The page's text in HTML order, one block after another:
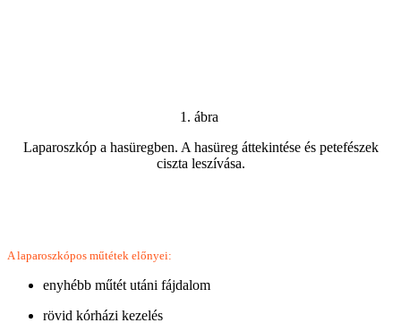
1. ábra
Laparoszkóp a hasüregben. A hasüreg áttekintése és petefészek
ciszta leszívása.
A laparoszkópos műtétek előnyei:
enyhébb műtét utáni fájdalom
rövid kórházi kezelés